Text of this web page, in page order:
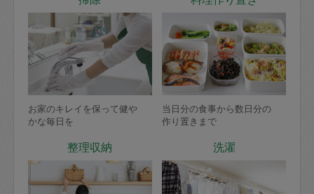
お家のキレイを保って健や
かな毎日を
当日分の食事から数日分の
作り置きまで
整理収納 洗濯